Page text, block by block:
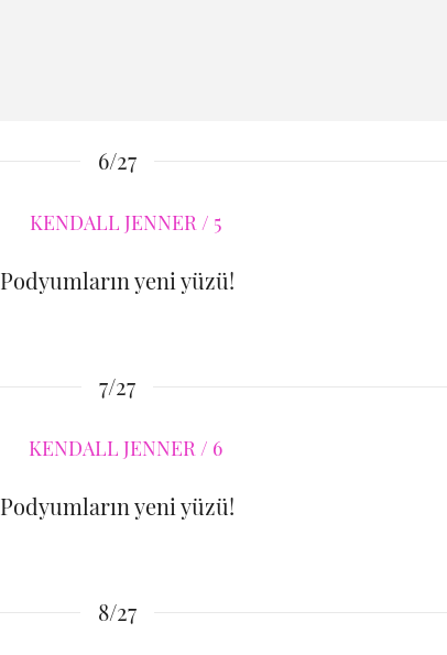
6/27
Podyumların yeni yüzü!
7/27
Podyumların yeni yüzü!
8/27